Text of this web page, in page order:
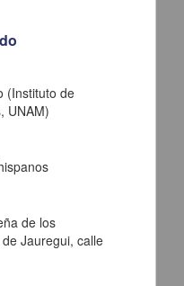
dispuesto con
para el uso de las
de Arizpe
(Instituto de
UNAM)
de los
Jauregui, calle